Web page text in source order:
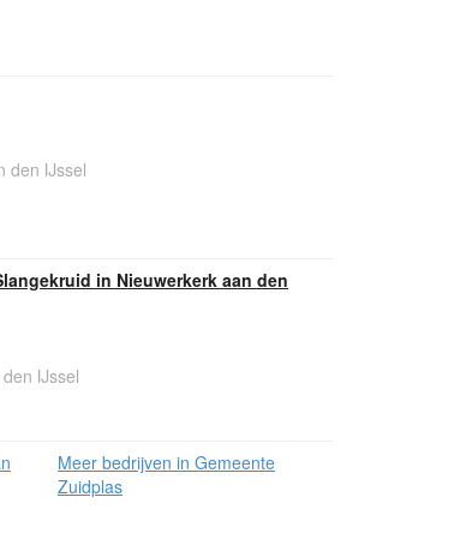
den IJssel
in Nieuwerkerk aan den
IJssel
Meer bedrijven in Gemeente
Zuidplas